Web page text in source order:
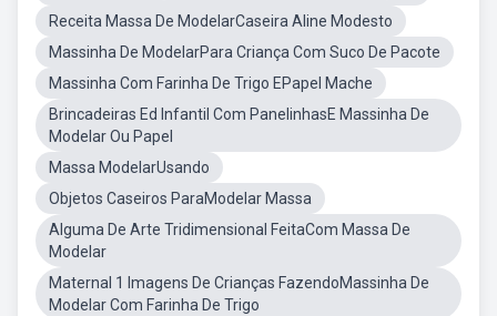
Receita Massa De ModelarCaseira Aline Modesto
Massinha De ModelarPara Criança Com Suco De Pacote
Massinha Com Farinha De Trigo EPapel Mache
Brincadeiras Ed Infantil Com PanelinhasE Massinha De
Modelar Ou Papel
Massa ModelarUsando
Objetos Caseiros ParaModelar Massa
Alguma De Arte Tridimensional FeitaCom Massa De
Modelar
Maternal 1 Imagens De Crianças FazendoMassinha De
Modelar Com Farinha De Trigo